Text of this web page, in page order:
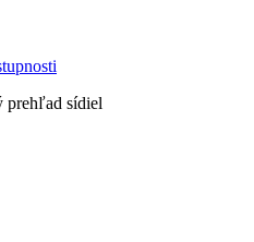
prehľad sídiel